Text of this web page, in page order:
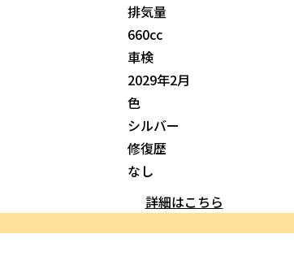
排気量
660cc
車検
2029年2月
色
シルバー
修復歴
なし
詳細はこちら